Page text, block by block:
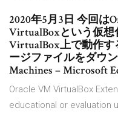
2020年5月3日 今回は
VirtualBoxという仮想
VirtualBox上で動作す
ージファイルをダウ
Machines – Microsoft
Oracle VM VirtualBox
educational or evaluation